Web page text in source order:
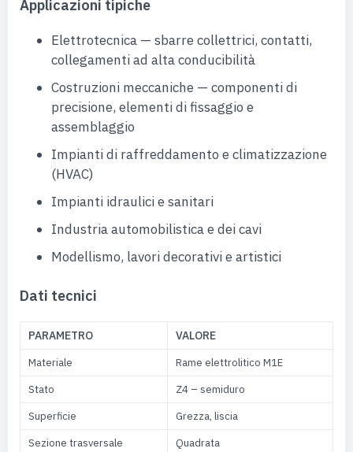
Applicazioni tipiche
Elettrotecnica — sbarre collettrici, contatti,
collegamenti ad alta conducibilità
Costruzioni meccaniche — componenti di
precisione, elementi di fissaggio e
assemblaggio
Impianti di raffreddamento e climatizzazione
(HVAC)
Impianti idraulici e sanitari
Industria automobilistica e dei cavi
Modellismo, lavori decorativi e artistici
Dati tecnici
PARAMETRO VALORE
Materiale
Rame elettrolitico M1E
Stato
Z4 – semiduro
Superficie
Grezza, liscia
Sezione trasversale
Quadrata